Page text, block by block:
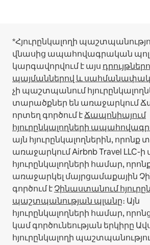
*Հյուրընկալողի
վնասից ապահովագրական
կարգավորվում է այս
պայմաններով և
չի պաշտպանում
տարածքներ են առաջարկում
որտեղ գործում էՃապոնիայում
հյուրընկալողների
այն հյուրընկալողներին,
առաջարկում Airbnb Travel LLC-ի
հյուրընկալողների համար,
առաջարկել մայրցամաքային
գործում էՉինաստանում
պաշտպանության պլանը։ Այն
հյուրընկալողների համար,
կամ գործունեության երկիրը
հյուրընկալողի